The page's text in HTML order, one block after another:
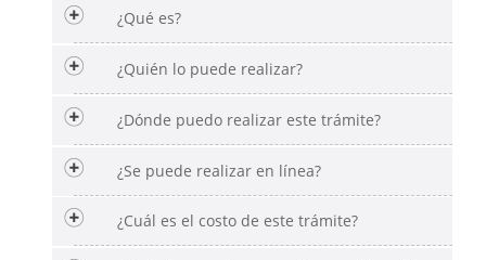
¿Qué es?
¿Quién lo puede realizar?
¿Dónde puedo realizar este trámite?
¿Se puede realizar en línea?
¿Cuál es el costo de este trámite?